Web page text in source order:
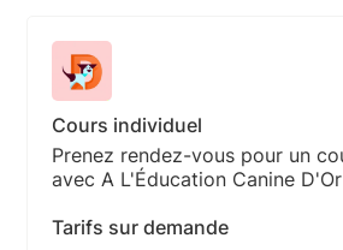
Cours individuel
Prenez rendez-vous pour un
avec A L'Éducation Canine
Tarifs sur demande